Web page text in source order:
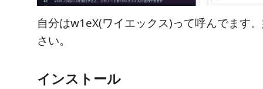
自分はw1eX(ワイエックス)って呼んでます
さい。
インストール